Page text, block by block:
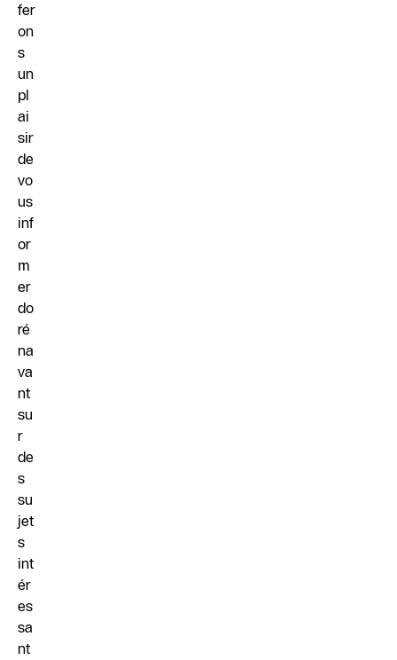
fer
on
s
un
pl
ai
sir
de
vo
us
inf
or
m
er
do
ré
na
va
nt
su
r
de
s
su
jet
s
int
ér
es
sa
nt